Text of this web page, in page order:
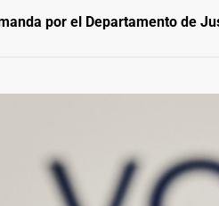
por el Departamento de